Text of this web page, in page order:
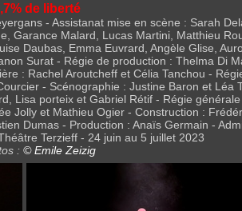
de liberté
- Assistanat mise en scène : Sarah
Garance Malard, Lucas Martini, Matthieu
Daubas, Emma Euvrard, Angèle Glise,
Surat - Régie de production : Thelma Di
: Rachel Aroutcheff et Célia Tanchou -
- Scénographie : Justine Baron et Léa
Lisa porteix et Gabriel Rétif - Régie
Jolly et Mathieu Ogier - Construction :
Dumas - Production : Anaïs Germain -
Terzieff - 24 juin au 5 juillet 2023
: © Emile Zeizig